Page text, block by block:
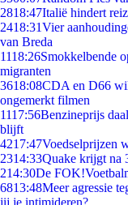
2818:47Italië hindert
2418:31Vier
van Breda
1118:26Smokkelbende
migranten
3618:08CDA en D66
ongemerkt filmen
1117:56Benzineprijs
blijft
4217:47Voedselprijzen
2314:33Quake krijgt na
214:30De
6813:48Meer agressie
jij je intimideren?